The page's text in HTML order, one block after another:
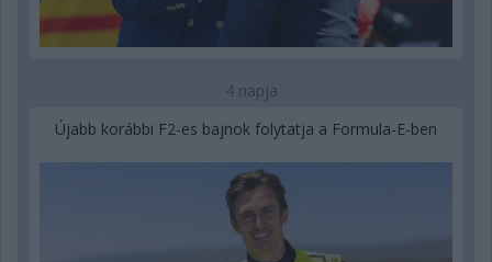
4 napja
Újabb korábbi F2-es bajnok folytatja a Formula-E-ben